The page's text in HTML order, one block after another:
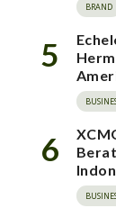
BRAND
5
Naik
6